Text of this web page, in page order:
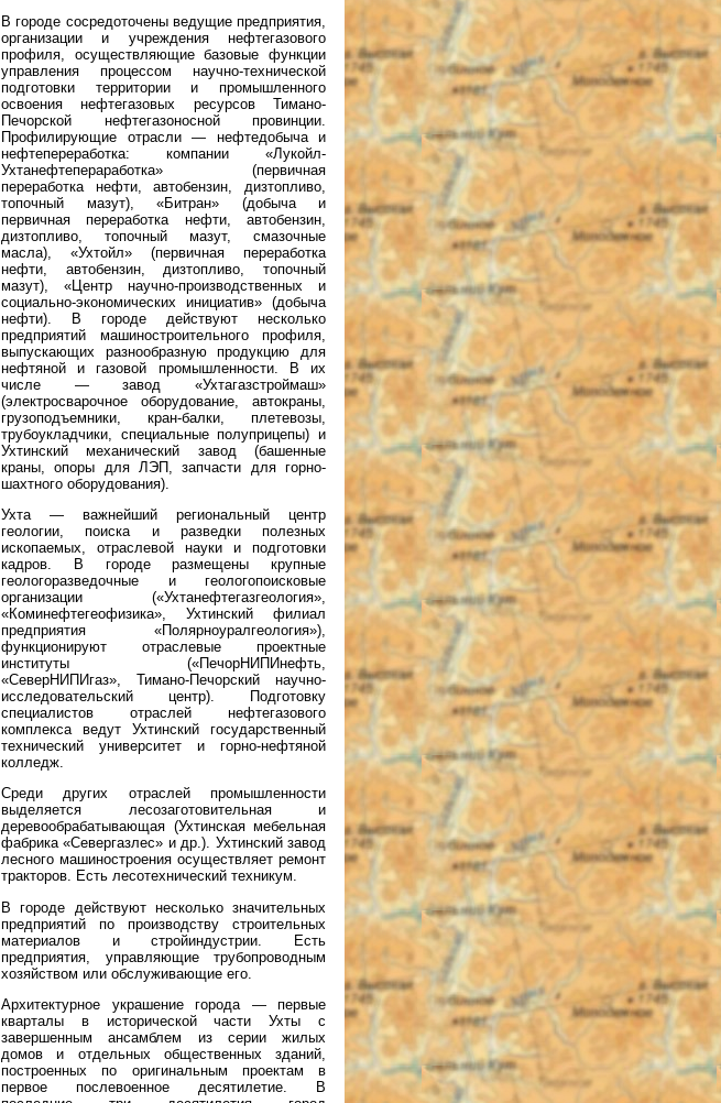
В городе сосредоточены ведущие предприятия,
организации и учреждения нефтегазового
профиля, осуществляющие базовые функции
управления процессом научно-технической
подготовки территории и промышленного
освоения нефтегазовых ресурсов Тимано-
Печорской нефтегазоносной провинции.
Профилирующие отрасли — нефтедобыча и
нефтепереработка: компании «Лукойл-
Ухтанефтепераработка» (первичная
переработка нефти, автобензин, дизтопливо,
топочный мазут), «Битран» (добыча и
первичная переработка нефти, автобензин,
дизтопливо, топочный мазут, смазочные
масла), «Ухтойл» (первичная переработка
нефти, автобензин, дизтопливо, топочный
мазут), «Центр научно-производственных и
социально-экономических инициатив» (добыча
нефти). В городе действуют несколько
предприятий машиностроительного профиля,
выпускающих разнообразную продукцию для
нефтяной и газовой промышленности. В их
числе — завод «Ухтагазстроймаш»
(электросварочное оборудование, автокраны,
грузоподъемники, кран-балки, плетевозы,
трубоукладчики, специальные полуприцепы) и
Ухтинский механический завод (башенные
краны, опоры для ЛЭП, запчасти для горно-
шахтного оборудования).
Ухта — важнейший региональный центр
геологии, поиска и разведки полезных
ископаемых, отраслевой науки и подготовки
кадров. В городе размещены крупные
геологоразведочные и геологопоисковые
организации («Ухтанефтегазгеология»,
«Коминефтегеофизика», Ухтинский филиал
предприятия «Полярноуралгеология»),
функционируют отраслевые проектные
институты («ПечорНИПИнефть,
«СеверНИПИгаз», Тимано-Печорский научно-
исследовательский центр). Подготовку
специалистов отраслей нефтегазового
комплекса ведут Ухтинский государственный
технический университет и горно-нефтяной
колледж.
Среди других отраслей промышленности
выделяется лесозаготовительная и
деревообрабатывающая (Ухтинская мебельная
фабрика «Севергазлес» и др.). Ухтинский завод
лесного машиностроения осуществляет ремонт
тракторов. Есть лесотехнический техникум.
В городе действуют несколько значительных
предприятий по производству строительных
материалов и стройиндустрии. Есть
предприятия, управляющие трубопроводным
хозяйством или обслуживающие его.
Архитектурное украшение города — первые
кварталы в исторической части Ухты с
завершенным ансамблем из серии жилых
домов и отдельных общественных зданий,
построенных по оригинальным проектам в
первое послевоенное десятилетие. В